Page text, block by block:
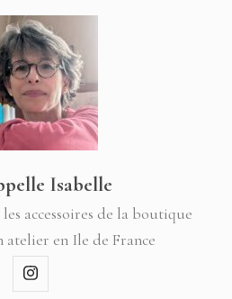
Isabelle
accessoires de la boutique
atelier en Ile de France